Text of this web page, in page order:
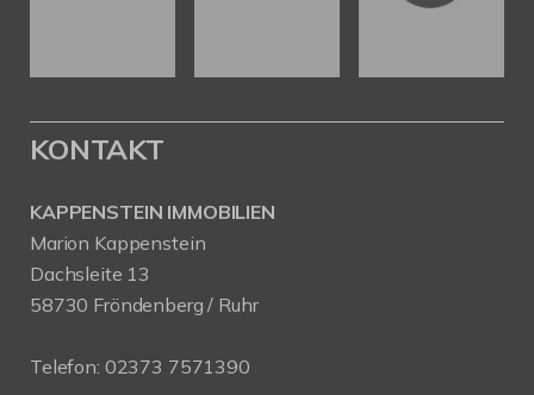
KONTAKT
KAPPENSTEIN IMMOBILIEN
Marion Kappenstein
Dachsleite 13
58730 Fröndenberg / Ruhr
Telefon: 02373 7571390